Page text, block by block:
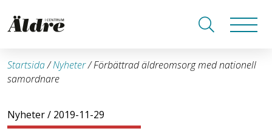
Startsida/Nyheter/Förbättrad äldreomsorg med nationell
samordnare
Nyheter/ 2019-11-29